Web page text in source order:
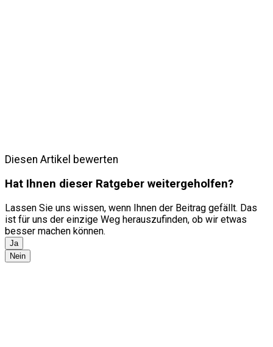
Diesen Artikel bewerten
Hat Ihnen dieser Ratgeber weitergeholfen?
Lassen Sie uns wissen, wenn Ihnen der Beitrag gefällt. Das
ist für uns der einzige Weg herauszufinden, ob wir etwas
besser machen können.
Ja
Nein